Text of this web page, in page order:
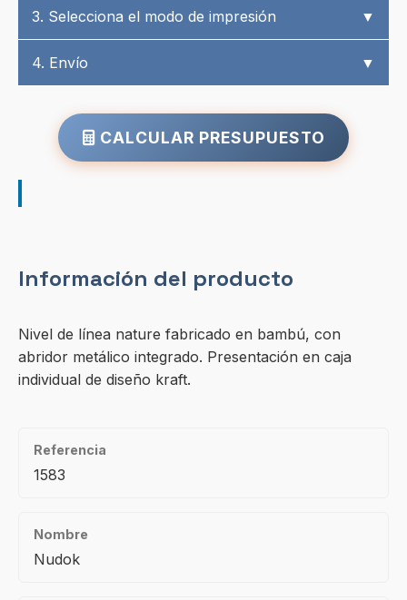
3. Selecciona el modo de impresión ▼
4. Envío ▼
CALCULAR PRESUPUESTO
Información del producto
Nivel de línea nature fabricado en bambú, con
abridor metálico integrado. Presentación en caja
individual de diseño kraft.
Referencia
1583
Nombre
Nudok